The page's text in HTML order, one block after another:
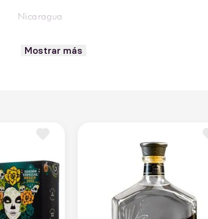
Nicaragua
8–10 °C
Mostrar más